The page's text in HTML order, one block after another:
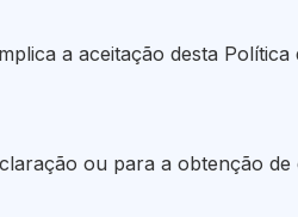
a aceitação desta
ou para a obtenção